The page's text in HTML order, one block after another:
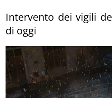
Intervento dei vigili
di oggi